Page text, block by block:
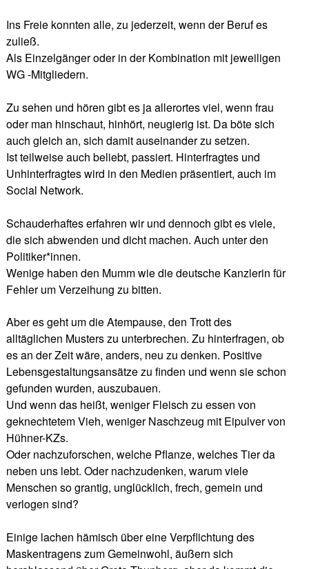
Ins Freie konnten alle, zu jederzeit, wenn der Beruf es
zuließ.
Als Einzelgänger oder in der Kombination mit jeweiligen
WG -Mitgliedern.
Zu sehen und hören gibt es ja allerortes viel, wenn frau
oder man hinschaut, hinhört, neugierig ist. Da böte sich
auch gleich an, sich damit auseinander zu setzen.
Ist teilweise auch beliebt, passiert. Hinterfragtes und
Unhinterfragtes wird in den Medien präsentiert, auch im
Social Network.
Schauderhaftes erfahren wir und dennoch gibt es viele,
die sich abwenden und dicht machen. Auch unter den
Politiker*innen.
Wenige haben den Mumm wie die deutsche Kanzlerin für
Fehler um Verzeihung zu bitten.
Aber es geht um die Atempause, den Trott des
alltäglichen Musters zu unterbrechen. Zu hinterfragen, ob
es an der Zeit wäre, anders, neu zu denken. Positive
Lebensgestaltungsansätze zu finden und wenn sie schon
gefunden wurden, auszubauen.
Und wenn das heißt, weniger Fleisch zu essen von
geknechtetem Vieh, weniger Naschzeug mit Eipulver von
Hühner-KZs.
Oder nachzuforschen, welche Pflanze, welches Tier da
neben uns lebt. Oder nachzudenken, warum viele
Menschen so grantig, unglücklich, frech, gemein und
verlogen sind?
Einige lachen hämisch über eine Verpflichtung des
Maskentragens zum Gemeinwohl, äußern sich